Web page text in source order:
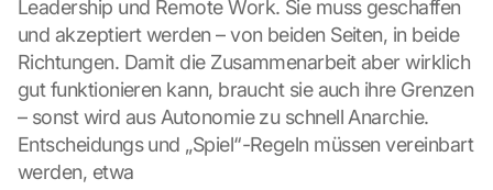
Leadership und Remote Work. Sie muss geschaffen
und akzeptiert werden – von beiden Seiten, in beide
Richtungen. Damit die Zusammenarbeit aber wirklich
gut funktionieren kann, braucht sie auch ihre Grenzen
– sonst wird aus Autonomie zu schnell Anarchie.
Entscheidungs und „Spiel“-Regeln müssen vereinbart
werden, etwa
n
u
n
d
C
o